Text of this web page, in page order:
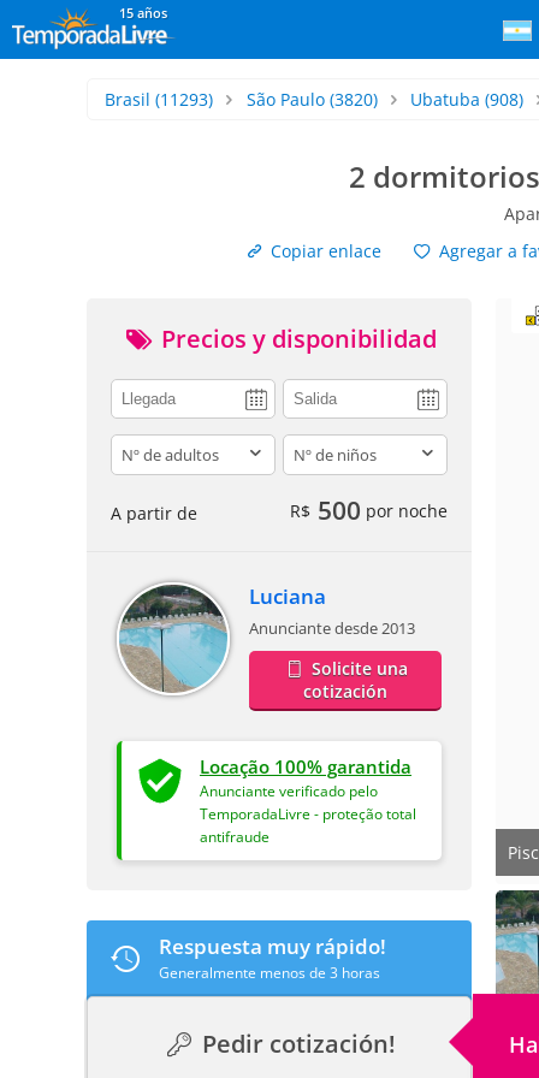
15 años
Brasil (11293) São Paulo(3820) Ubatuba (908)
2
Copiar enlace
Agregar a
Precios y disponibilidad
adults children
A partir de R$ 500 por noche
Luciana
Anunciante desde 2013
Solicite una
cotización
Locação 100% garantida
Anunciante verificado pelo
TemporadaLivre - proteção total
antifraude
Respuesta muy rápido!
Generalmente menos de 3 horas
Pedir cotización!